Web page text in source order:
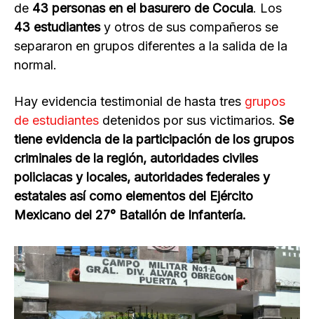
de 43 personas en el basurero de Cocula. Los
43 estudiantesy otros de sus compañeros se
separaron en grupos diferentes a la salida de la
normal.
Hay evidencia testimonial de hasta tres grupos
de estudiantes detenidos por sus victimarios. Se
tiene evidencia de la participación de los grupos
criminales de la región, autoridades civiles
policiacas y locales, autoridades federales y
estatales así como elementos del Ejército
Mexicano del 27° Batallón de Infantería.